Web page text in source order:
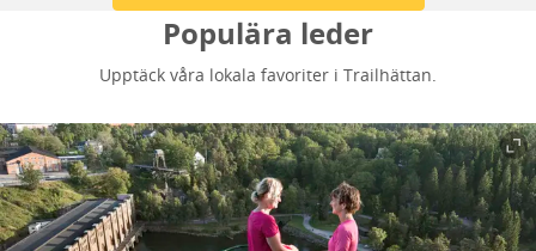
Populära leder
Upptäck våra lokala favoriter i Trailhättan.